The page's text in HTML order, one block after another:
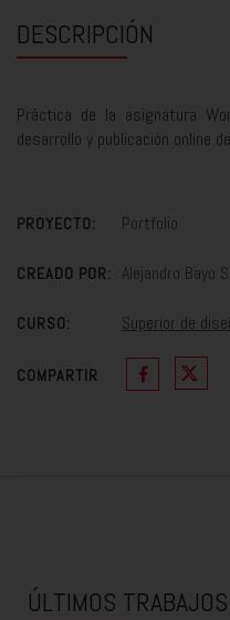
DESCRIPCIÓN
Práctica de la asignatura
desarrollo y publicación online
PROYECTO: Portfolio
CREADO POR: Alejandro Bayo
CURSO: Superior de
COMPARTIR
ÚLTIMOS TRABAJOS